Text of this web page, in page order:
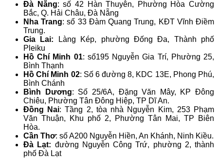
Đà Nẵng: số 42 Hàn Thuyên, Phường Hòa Cường
Bắc, Q. Hải Châu, Đà Nẵng
Nha Trang: số 33 Đàm Quang Trung, KĐT Vĩnh Điềm
Trung.
Gia Lai: Làng Kép, phường Đống Đa, Thành phố
Pleiku
Hồ Chí Minh 01: số195 Nguyễn Gia Trí, Phường 25,
Bình Thạnh
Hồ Chí Minh 02: Số 6 đường 8, KDC 13E, Phong Phú,
Bình Chánh
Bình Dương: Số 25/6A, Đặng Văn Mây, KP Đông
Chiêu, Phường Tân Đông Hiệp, TP Dĩ An.
Đồng Nai: Tầng 2, tòa nhà Nguyễn Kim, 253 Phạm
Văn Thuận, Khu phố 2, Phường Tân Mai, TP Biên
Hòa.
Cần Thơ: số A200 Nguyễn Hiền, An Khánh, Ninh Kiều.
Đà Lạt: đường Nguyễn Công Trứ, phường 2, thành
phố Đà Lạt